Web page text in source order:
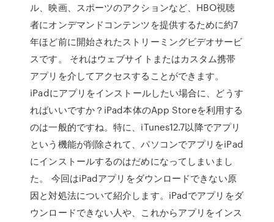
ル、映画、スポーツのアクションなど、HBO視聴
者にオンデマンドコンテンツを提供するために約7
年ほど前に開始されたストリーミングビデオサービ
スです。 それはウェブサイトまたはカスタム携帯
アプリを介してアクセスすることができます。
iPadにアプリをインストールしたい場合に、どうす
ればいいですか？iPad本体のApp Storeを利用する
のは一般的ですね。特に、iTunes12.7以降でアプリ
という機能が削除されて、パソコンでアプリをiPad
にインストールするのはだめになってしまいまし
た。 今回はiPadアプリをダウンロードできない原
因と対処法について紹介します。iPadでアプリをダ
ウンロードできない人や、これからアプリをインス